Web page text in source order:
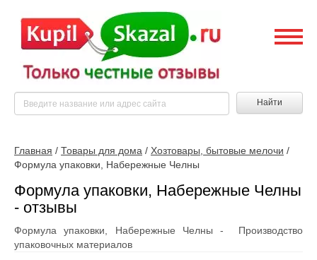
Найти
Главная / Товары для дома / Хозтовары, бытовые мелочи /
Формула упаковки, Набережные Челны
Формула упаковки, Набережные Челны
- отзывы
Формула упаковки, Набережные Челны - Производство
упаковочных материалов